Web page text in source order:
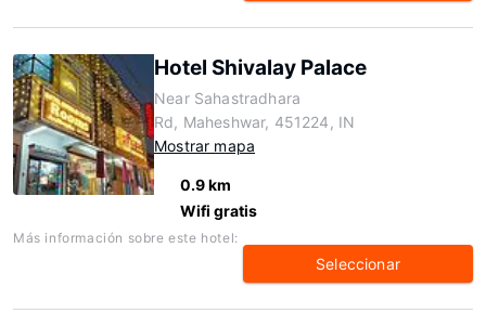
Hotel Shivalay Palace
Near Sahastradhara
Rd, Maheshwar, 451224, IN
Mostrar mapa
0.9 km
Wifi gratis
Más información sobre este hotel:
Seleccionar